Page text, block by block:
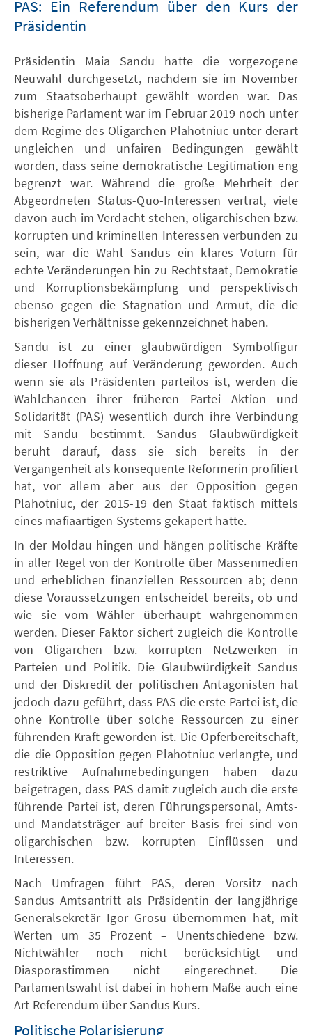
PAS: Ein Referendum über den Kurs der
Präsidentin
Präsidentin Maia Sandu hatte die vorgezogene
Neuwahl durchgesetzt, nachdem sie im November
zum Staatsoberhaupt gewählt worden war. Das
bisherige Parlament war im Februar 2019 noch unter
dem Regime des Oligarchen Plahotniuc unter derart
ungleichen und unfairen Bedingungen gewählt
worden, dass seine demokratische Legitimation eng
begrenzt war. Während die große Mehrheit der
Abgeordneten Status-Quo-Interessen vertrat, viele
davon auch im Verdacht stehen, oligarchischen bzw.
korrupten und kriminellen Interessen verbunden zu
sein, war die Wahl Sandus ein klares Votum für
echte Veränderungen hin zu Rechtstaat, Demokratie
und Korruptionsbekämpfung und perspektivisch
ebenso gegen die Stagnation und Armut, die die
bisherigen Verhältnisse gekennzeichnet haben.
Sandu ist zu einer glaubwürdigen Symbolfigur
dieser Hoffnung auf Veränderung geworden. Auch
wenn sie als Präsidenten parteilos ist, werden die
Wahlchancen ihrer früheren Partei Aktion und
Solidarität (PAS) wesentlich durch ihre Verbindung
mit Sandu bestimmt. Sandus Glaubwürdigkeit
beruht darauf, dass sie sich bereits in der
Vergangenheit als konsequente Reformerin profiliert
hat, vor allem aber aus der Opposition gegen
Plahotniuc, der 2015-19 den Staat faktisch mittels
eines mafiaartigen Systems gekapert hatte.
In der Moldau hingen und hängen politische Kräfte
in aller Regel von der Kontrolle über Massenmedien
und erheblichen finanziellen Ressourcen ab; denn
diese Voraussetzungen entscheidet bereits, ob und
wie sie vom Wähler überhaupt wahrgenommen
werden. Dieser Faktor sichert zugleich die Kontrolle
von Oligarchen bzw. korrupten Netzwerken in
Parteien und Politik. Die Glaubwürdigkeit Sandus
und der Diskredit der politischen Antagonisten hat
jedoch dazu geführt, dass PAS die erste Partei ist, die
ohne Kontrolle über solche Ressourcen zu einer
führenden Kraft geworden ist. Die Opferbereitschaft,
die die Opposition gegen Plahotniuc verlangte, und
restriktive Aufnahmebedingungen haben dazu
beigetragen, dass PAS damit zugleich auch die erste
führende Partei ist, deren Führungspersonal, Amts-
und Mandatsträger auf breiter Basis frei sind von
oligarchischen bzw. korrupten Einflüssen und
Interessen.
Nach Umfragen führt PAS, deren Vorsitz nach
Sandus Amtsantritt als Präsidentin der langjährige
Generalsekretär Igor Grosu übernommen hat, mit
Werten um 35 Prozent – Unentschiedene bzw.
Nichtwähler noch nicht berücksichtigt und
Diasporastimmen nicht eingerechnet. Die
Parlamentswahl ist dabei in hohem Maße auch eine
Art Referendum über Sandus Kurs.
Politische Polarisierung